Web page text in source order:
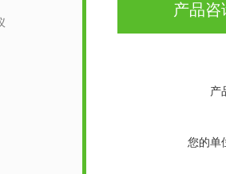
产品咨
产
您的单